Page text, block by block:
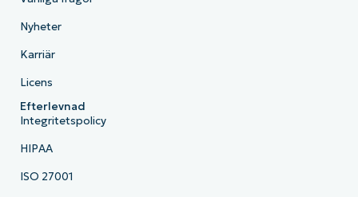
Nyheter
Karriär
Licens
Efterlevnad
Integritetspolicy
HIPAA
ISO 27001